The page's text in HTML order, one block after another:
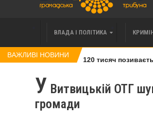
ВЛАДА І ПОЛІТИКА
ВАЖЛИВІ НОВИНИ
права вимоги за 120 тисяч
У Витвицькій ОТГ
громади